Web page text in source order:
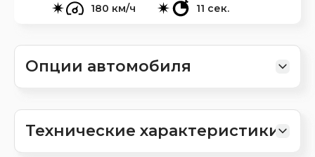
180 км/ч
11 сек.
Опции автомобиля
Технические характеристики